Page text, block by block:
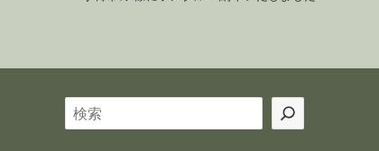
検
索